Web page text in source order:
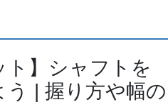
ト】シャフトを
う | 握り方や幅の